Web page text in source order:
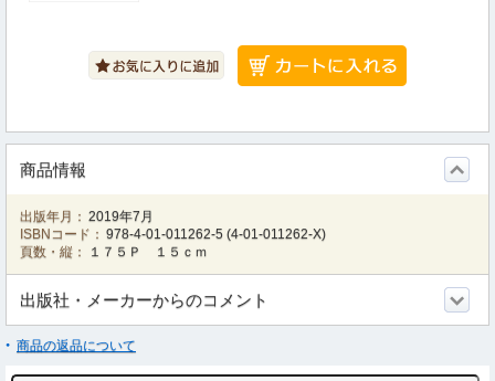
商品情報
出版年月： 2019年7月
ISBNコード： 978-4-01-011262-5 (4-01-011262-X)
頁数・縦：
１７５Ｐ １５ｃｍ
出版社・メーカーからのコメント
商品の返品について